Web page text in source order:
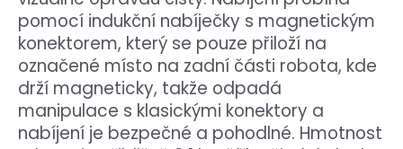
pomocí indukční nabíječky s magnetickým
konektorem, který se pouze přiloží na
označené místo na zadní části robota, kde
drží magneticky, takže odpadá
manipulace s klasickými konektory a
nabíjení je bezpečné a pohodlné. Hmotnost